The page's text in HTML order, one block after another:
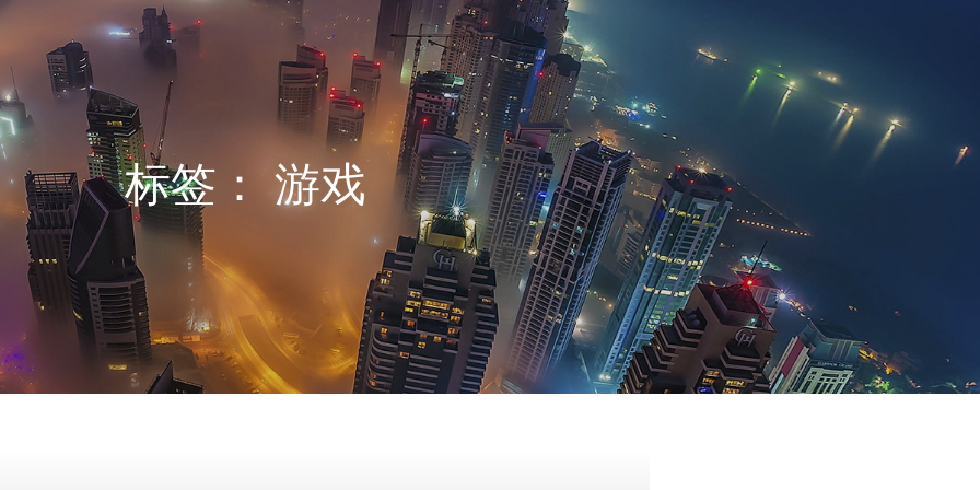
标签： 游戏